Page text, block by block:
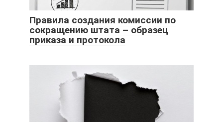
Правила создания комиссии по
сокращению штата – образец
приказа и протокола